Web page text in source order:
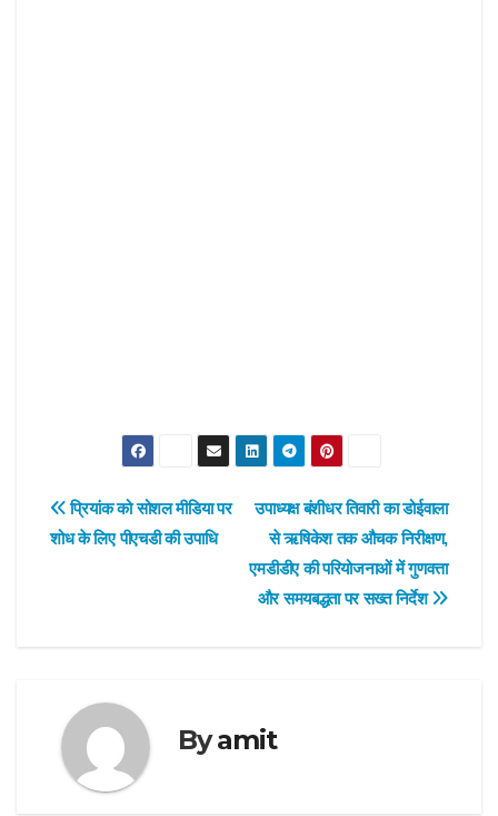
Post
navigation
उपाध्यक्ष बंशीधर तिवारी का डोईवाला
से ऋषिकेश तक औचक निरीक्षण,
एमडीडीए की परियोजनाओं में गुणवत्ता
और समयबद्धता पर सख्त निर्देश
प्रियांक को सोशल मीडिया पर
शोध के लिए पीएचडी की उपाधि
Byamit